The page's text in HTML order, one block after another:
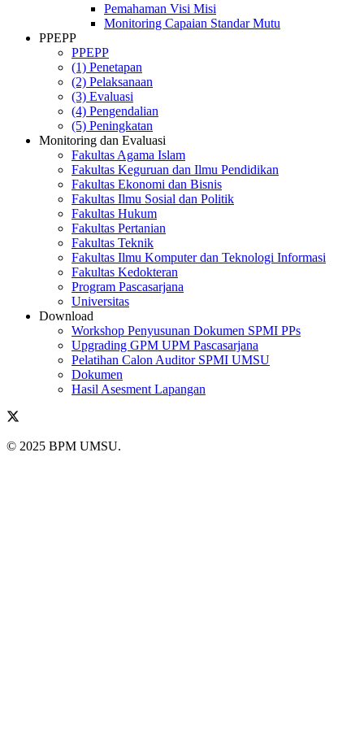
Pemahaman Visi Misi
Monitoring Capaian Standar Mutu
PPEPP
PPEPP
(1) Penetapan
(2) Pelaksanaan
(3) Evaluasi
(4) Pengendalian
(5) Peningkatan
Monitoring dan Evaluasi
Fakultas Agama Islam
Fakultas Keguruan dan Ilmu Pendidikan
Fakultas Ekonomi dan Bisnis
Fakultas Ilmu Sosial dan Politik
Fakultas Hukum
Fakultas Pertanian
Fakultas Teknik
Fakultas Ilmu Komputer dan Teknologi Informasi
Fakultas Kedokteran
Program Pascasarjana
Universitas
Download
Workshop Penyusunan Dokumen SPMI PPs
Upgrading GPM UPM Pascasarjana
Pelatihan Calon Auditor SPMI UMSU
Dokumen
Hasil Asesment Lapangan
© 2025 BPM UMSU.